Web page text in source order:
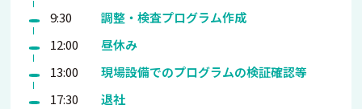
9:30
調整・検査プログラム作成
12:00
昼休み
13:00
現場設備でのプログラムの検証確認等
17:30
退社